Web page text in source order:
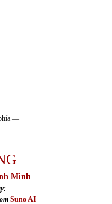
—
Minh
Suno AI